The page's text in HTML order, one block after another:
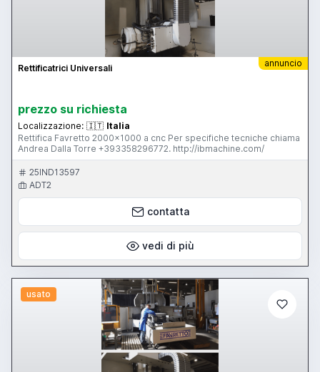
annuncio
Rettificatrici Universali
prezzo su richiesta
Localizzazione: 🇮🇹 Italia
Rettifica Favretto 2000x1000 a cnc Per specifiche tecniche chiama
Andrea Dalla Torre +393358296772. http://ibmachine.com/
25IND13597
ADT2
contatta
vedi di più
usato